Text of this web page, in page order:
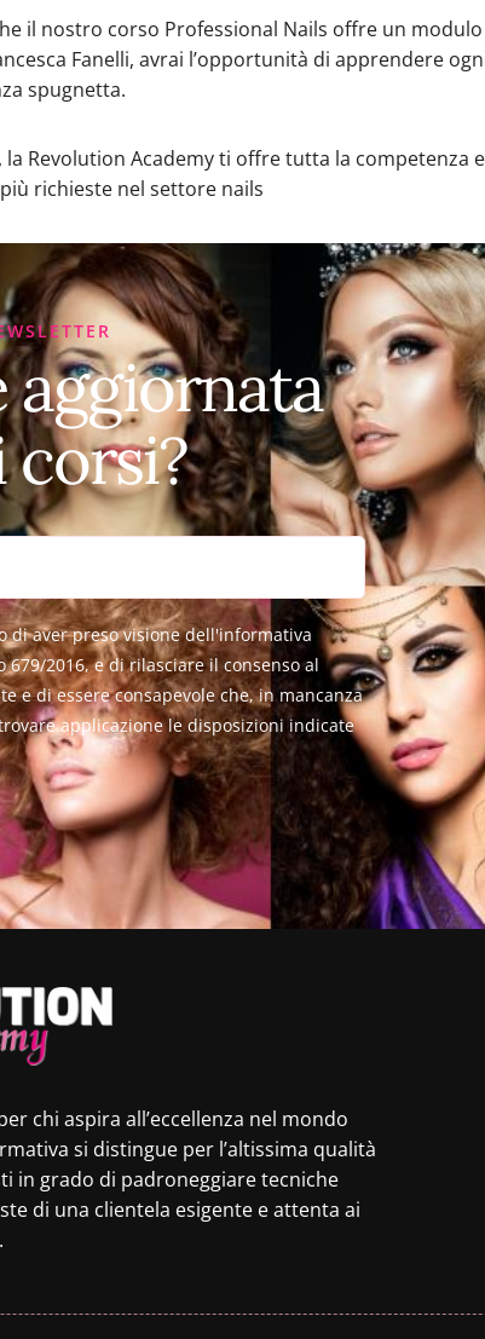
il nostro corso Professional Nails offre un
Fanelli, avrai l’opportunità di apprendere
spugnetta.
Revolution Academy ti offre tutta la competenza
richieste nel settore nails
di aver preso visione dell'informativa
679/2016, e di rilasciare il consenso al
e di essere consapevole che, in mancanza
applicazione le disposizioni indicate
chi aspira all’eccellenza nel mondo
si distingue per l’altissima qualità
in grado di padroneggiare tecniche
di una clientela esigente e attenta ai